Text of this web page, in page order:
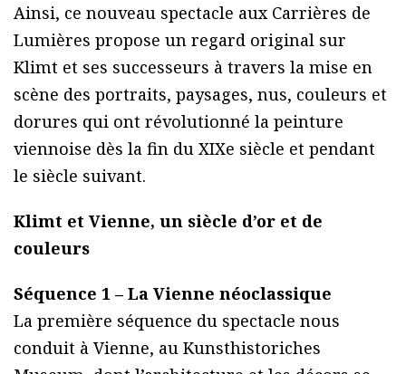
Ainsi, ce nouveau spectacle aux Carrières de
Lumières propose un regard original sur
Klimt et ses successeurs à travers la mise en
scène des portraits, paysages, nus, couleurs et
dorures qui ont révolutionné la peinture
viennoise dès la fin du XIXe siècle et pendant
le siècle suivant.
Klimt et Vienne, un siècle d’or et de
couleurs
Séquence 1 – La Vienne néoclassique
La première séquence du spectacle nous
conduit à Vienne, au Kunsthistoriches